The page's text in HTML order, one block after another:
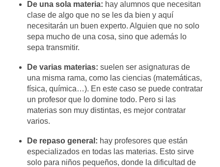
De una sola materia: hay alumnos que necesitan
clase de algo que no se les da bien y aquí
necesitarán un buen experto. Alguien que no solo
sepa mucho de una cosa, sino que además lo
sepa transmitir.
De varias materias: suelen ser asignaturas de
una misma rama, como las ciencias (matemáticas,
física, química…). En este caso se puede contratar
un profesor que lo domine todo. Pero si las
materias son muy distintas, es mejor contratar
varios.
De repaso general: hay profesores que están
especializados en todas las materias. Esto sirve
solo para niños pequeños, donde la dificultad de